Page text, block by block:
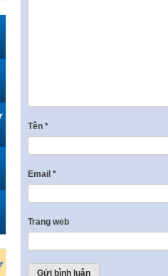
Tên *
Email *
Trang web